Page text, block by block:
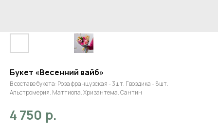
Букет «Весенний вайб»
В составе букета: Роза французская - 3шт. Гвоздика - 8шт.
Альстромерия. Маттиола. Хризантема. Сантин
4 750 р.